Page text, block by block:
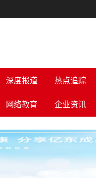
深度报道 热点追踪
网络教育 企业资讯